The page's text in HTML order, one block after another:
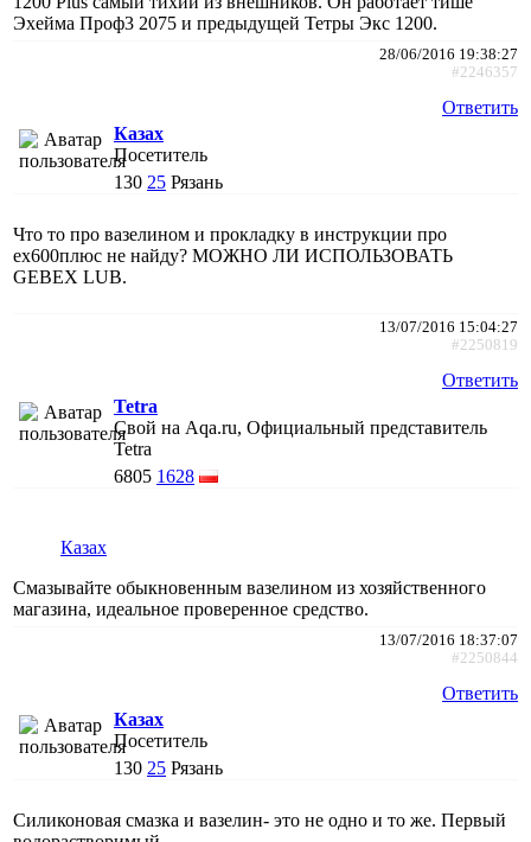
Эхейма Проф3 2075 и предыдущей Тетры Экс 1200.
28/06/2016 19:38:27
#2246357
Ответить
Казах
Посетитель
130 25 Рязань
Что то про вазелином и прокладку в инструкции про
ех600плюс не найду? МОЖНО ЛИ ИСПОЛЬЗОВАТЬ
GEBEX LUB.
13/07/2016 15:04:27
#2250819
Ответить
Tetra
Свой на Aqa.ru, Официальный представитель
Tetra
6805 1628
Казах
Смазывайте обыкновенным вазелином из хозяйственного
магазина, идеальное проверенное средство.
13/07/2016 18:37:07
#2250844
Ответить
Казах
Посетитель
130 25 Рязань
Силиконовая смазка и вазелин- это не одно и то же. Первый